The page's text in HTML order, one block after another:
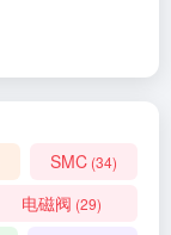
SMC (34)
电磁阀 (29)